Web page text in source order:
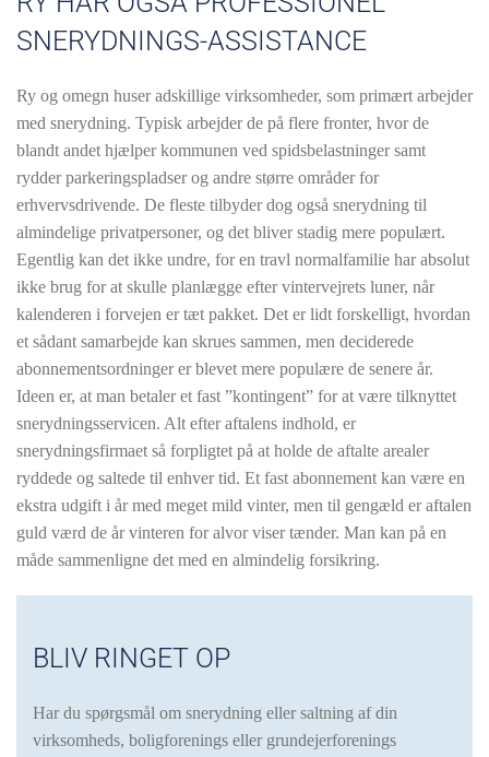
SNERYDNINGS-ASSISTANCE
Ry og omegn huser adskillige virksomheder, som primært arbejder
med snerydning. Typisk arbejder de på flere fronter, hvor de
blandt andet hjælper kommunen ved spidsbelastninger samt
rydder parkeringspladser og andre større områder for
erhvervsdrivende. De fleste tilbyder dog også snerydning til
almindelige privatpersoner, og det bliver stadig mere populært.
Egentlig kan det ikke undre, for en travl normalfamilie har absolut
ikke brug for at skulle planlægge efter vintervejrets luner, når
kalenderen i forvejen er tæt pakket. Det er lidt forskelligt, hvordan
et sådant samarbejde kan skrues sammen, men deciderede
abonnementsordninger er blevet mere populære de senere år.
Ideen er, at man betaler et fast ”kontingent” for at være tilknyttet
snerydningsservicen. Alt efter aftalens indhold, er
snerydningsfirmaet så forpligtet på at holde de aftalte arealer
ryddede og saltede til enhver tid. Et fast abonnement kan være en
ekstra udgift i år med meget mild vinter, men til gengæld er aftalen
guld værd de år vinteren for alvor viser tænder. Man kan på en
måde sammenligne det med en almindelig forsikring.
BLIV RINGET OP
Har du spørgsmål om snerydning eller saltning af din
virksomheds, boligforenings eller grundejerforenings